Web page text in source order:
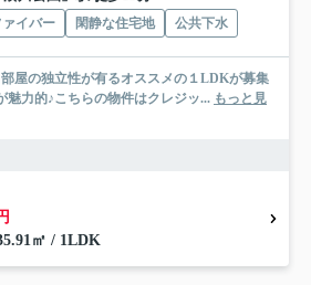
イバー 閑静な住宅地 公共下水
屋の独立性が有るオススメの１LDKが募集
魅力的♪こちらの物件はクレジッ... もっと見
㎡ / 1LDK